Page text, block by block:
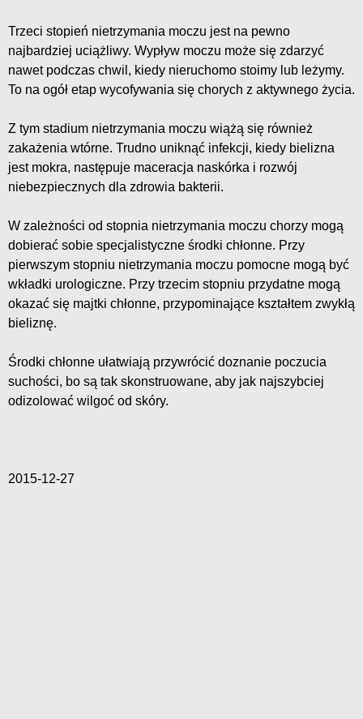
Trzeci stopień nietrzymania moczu jest na pewno
najbardziej uciążliwy. Wypływ moczu może się zdarzyć
nawet podczas chwil, kiedy nieruchomo stoimy lub leżymy.
To na ogół etap wycofywania się chorych z aktywnego życia.
Z tym stadium nietrzymania moczu wiążą się również
zakażenia wtórne. Trudno uniknąć infekcji, kiedy bielizna
jest mokra, następuje maceracja naskórka i rozwój
niebezpiecznych dla zdrowia bakterii.
W zależności od stopnia nietrzymania moczu chorzy mogą
dobierać sobie specjalistyczne środki chłonne. Przy
pierwszym stopniu nietrzymania moczu pomocne mogą być
wkładki urologiczne. Przy trzecim stopniu przydatne mogą
okazać się majtki chłonne, przypominające kształtem zwykłą
bieliznę.
Środki chłonne ułatwiają przywrócić doznanie poczucia
suchości, bo są tak skonstruowane, aby jak najszybciej
odizolować wilgoć od skóry.
2015-12-27